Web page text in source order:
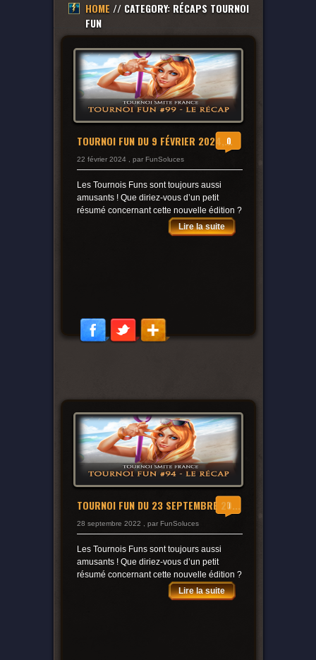
HOME // CATEGORY: RÉCAPS TOURNOI
FUN
0
TOURNOI FUN DU 9 FÉVRIER 2024,...
22 février 2024 , par FunSoluces
Les Tournois Funs sont toujours aussi
amusants ! Que diriez-vous d’un petit
résumé concernant cette nouvelle édition ?
Lire la suite
0
TOURNOI FUN DU 23 SEPTEMBRE 20...
28 septembre 2022 , par FunSoluces
Les Tournois Funs sont toujours aussi
amusants ! Que diriez-vous d’un petit
résumé concernant cette nouvelle édition ?
Lire la suite